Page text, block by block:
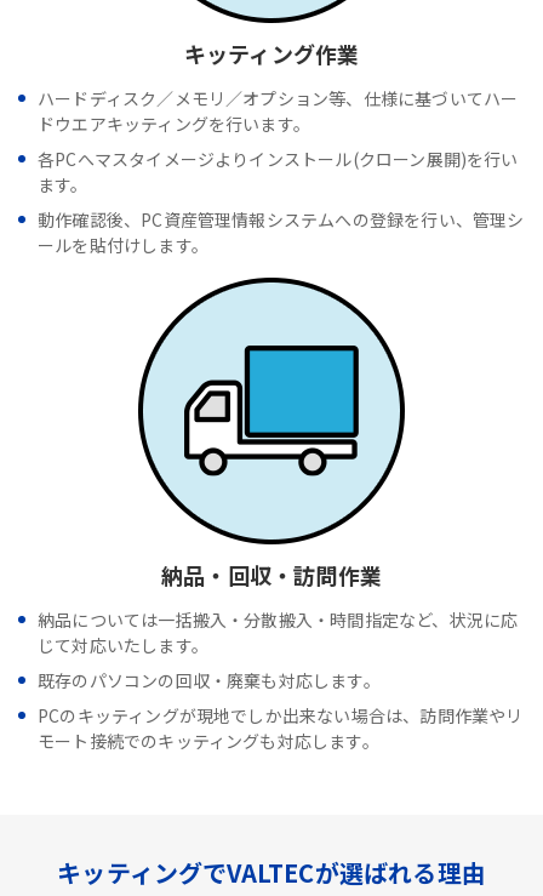
キッティング作業
ハードディスク／メモリ／オプション等、仕様に基づいてハー
ドウエアキッティングを行います。
各PCへマスタイメージよりインストール(クローン展開)を行い
ます。
動作確認後、PC資産管理情報システムへの登録を行い、管理シ
ールを貼付けします。
納品・回収・訪問作業
納品については一括搬入・分散搬入・時間指定など、状況に応
じて対応いたします。
既存のパソコンの回収・廃棄も対応します。
PCのキッティングが現地でしか出来ない場合は、訪問作業やリ
モート接続でのキッティングも対応します。
キッティングでVALTECが選ばれる理由